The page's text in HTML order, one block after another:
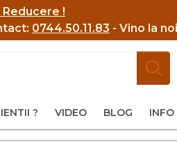
!
0744.50.11.83 - Vino la
? VIDEO BLOG INFO